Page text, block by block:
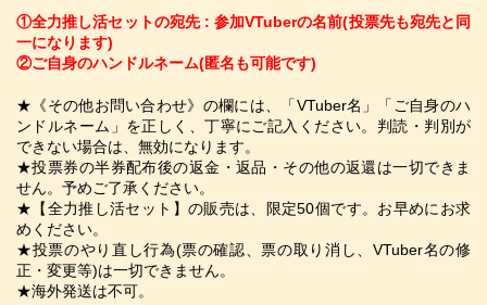
​①全力推し活セットの宛先 : 参加VTuberの名前(投票先も宛先と同
一になります)
②ご自身のハンドルネーム(匿名も可能です)
★《その他お問い合わせ》の欄には、「VTuber名」「ご自身のハ
ンドルネーム」を正しく、丁寧にご記入ください。判読・判別が
できない場合は、無効になります。
★投票券の半券配布後の返金・返品・その他の返還は一切できま
せん。予めご了承ください。
★【全力推し活セット】の販売は、限定50個です。お早めにお求
めください。
★投票のやり直し行為(票の確認、票の取り消し、VTuber名の修
正・変更等)は一切できません。
★海外発送は不可。